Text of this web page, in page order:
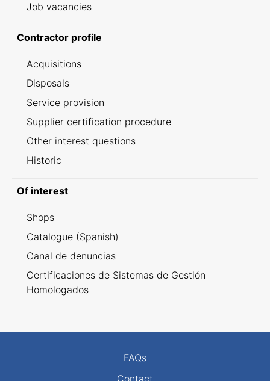
Job vacancies
Contractor profile
Acquisitions
Disposals
Service provision
Supplier certification procedure
Other interest questions
Historic
Of interest
Shops
Catalogue (Spanish)
Canal de denuncias
Certificaciones de Sistemas de Gestión
Homologados
FAQs
Contact